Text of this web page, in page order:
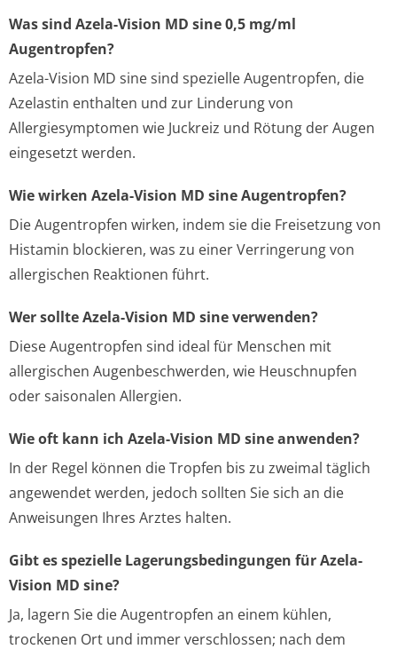
Was sind Azela-Vision MD sine 0,5 mg/ml
Augentropfen?
Azela-Vision MD sine sind spezielle Augentropfen, die
Azelastin enthalten und zur Linderung von
Allergiesymptomen wie Juckreiz und Rötung der Augen
eingesetzt werden.
Wie wirken Azela-Vision MD sine Augentropfen?
Die Augentropfen wirken, indem sie die Freisetzung von
Histamin blockieren, was zu einer Verringerung von
allergischen Reaktionen führt.
Wer sollte Azela-Vision MD sine verwenden?
Diese Augentropfen sind ideal für Menschen mit
allergischen Augenbeschwerden, wie Heuschnupfen
oder saisonalen Allergien.
Wie oft kann ich Azela-Vision MD sine anwenden?
In der Regel können die Tropfen bis zu zweimal täglich
angewendet werden, jedoch sollten Sie sich an die
Anweisungen Ihres Arztes halten.
Gibt es spezielle Lagerungsbedingungen für Azela-
Vision MD sine?
Ja, lagern Sie die Augentropfen an einem kühlen,
trockenen Ort und immer verschlossen; nach dem